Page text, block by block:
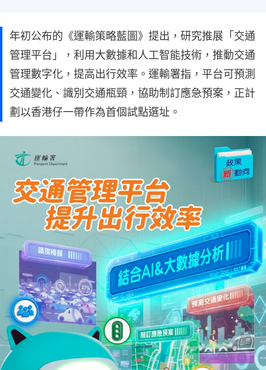
年初公布的《運輸策略藍圖》提出，研究推展「交通
管理平台」，利用大數據和人工智能技術，推動交通
管理數字化，提高出行效率。運輸署指，平台可預測
交通變化、識別交通瓶頸，協助制訂應急預案，正計
劃以香港仔一帶作為首個試點選址。